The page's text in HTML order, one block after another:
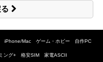
iPhone/Mac ゲーム・ホビー 自作PC
ング+ 格安SIM 家電ASCII